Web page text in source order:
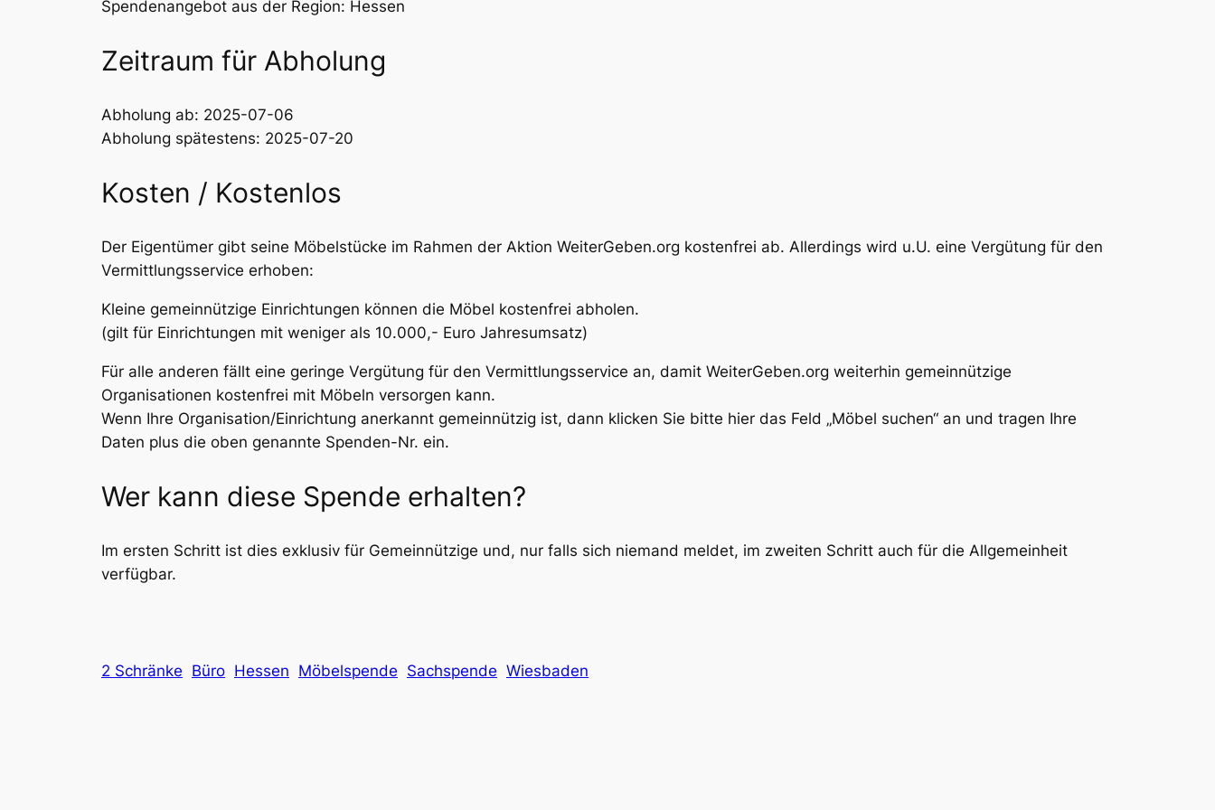
Spendenangebot aus der Region: Hessen
Zeitraum für Abholung
Abholung ab: 2025-07-06
Abholung spätestens: 2025-07-20
Kosten / Kostenlos
Der Eigentümer gibt seine Möbelstücke im Rahmen der Aktion WeiterGeben.org kostenfrei ab. Allerdings wird u.U. eine Vergütung für den
Vermittlungsservice erhoben:
Kleine gemeinnützige Einrichtungen können die Möbel kostenfrei abholen.
(gilt für Einrichtungen mit weniger als 10.000,- Euro Jahresumsatz)
Für alle anderen fällt eine geringe Vergütung für den Vermittlungsservice an, damit WeiterGeben.org weiterhin gemeinnützige
Organisationen kostenfrei mit Möbeln versorgen kann.
Wenn Ihre Organisation/Einrichtung anerkannt gemeinnützig ist, dann klicken Sie bitte hier das Feld „Möbel suchen“ an und tragen Ihre
Daten plus die oben genannte Spenden-Nr. ein.
Wer kann diese Spende erhalten?
Im ersten Schritt ist dies exklusiv für Gemeinnützige und, nur falls sich niemand meldet, im zweiten Schritt auch für die Allgemeinheit
verfügbar.
2 Schränke Büro Hessen Möbelspende Sachspende Wiesbaden